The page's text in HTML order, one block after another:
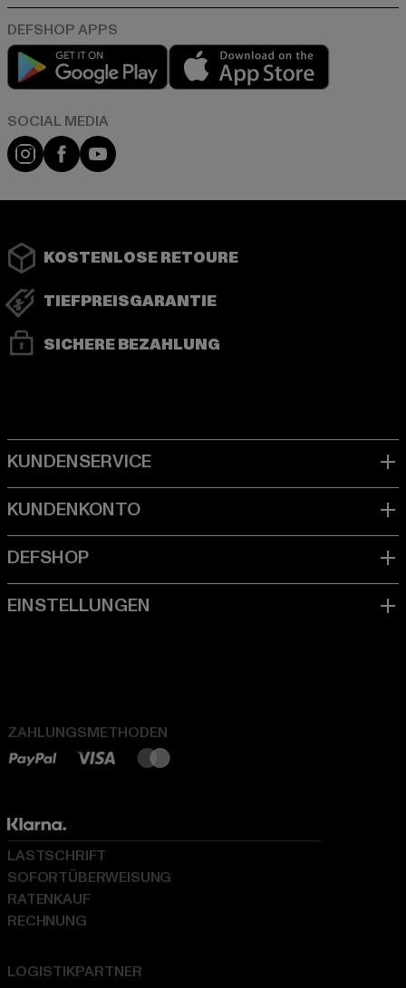
Play market
Instagram
FacebookYouTube
KOSTENLOSE RETOURE
TIEFPREISGARANTIE
SICHERE BEZAHLUNG
ZAHLUNGSMETHODEN
LOGISTIKPARTNER
LASTSCHRIFT
SOFORTÜBERWEISUNG
RATENKAUF
RECHNUNG